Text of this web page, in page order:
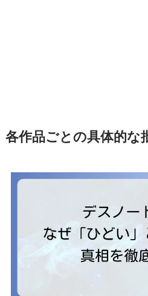
各作品ごとの具体的な